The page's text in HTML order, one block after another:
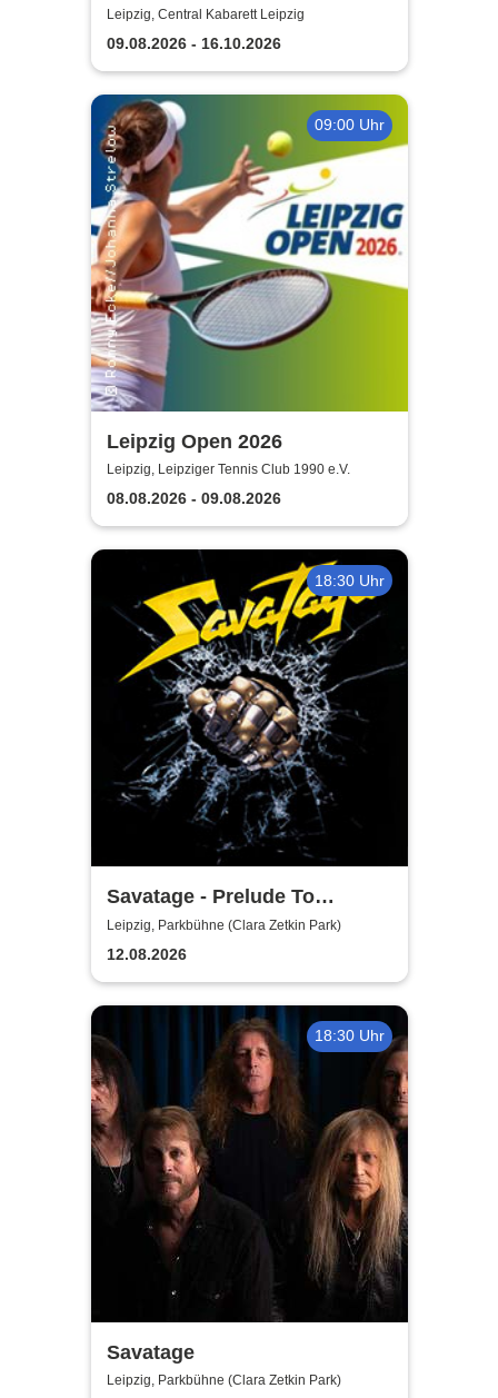
Central Kabarett Leipzig
Leipzig, Central Kabarett Leipzig
09.08.2026 - 16.10.2026
09:00 Uhr
Leipzig Open 2026
Leipzig, Leipziger Tennis Club 1990 e.V.
08.08.2026 - 09.08.2026
18:30 Uhr
Savatage - Prelude To
Madness - Summer Tour 2026
Leipzig, Parkbühne (Clara Zetkin Park)
12.08.2026
18:30 Uhr
Savatage
Leipzig, Parkbühne (Clara Zetkin Park)